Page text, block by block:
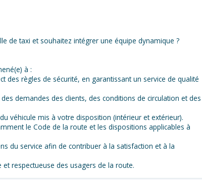
de taxi et souhaitez intégrer une équipe dynamique ?
à :
des règles de sécurité, en garantissant un service de qualité
demandes des clients, des conditions de circulation et des
véhicule mis à votre disposition (intérieur et extérieur).
le Code de la route et les dispositions applicables à
du service afin de contribuer à la satisfaction et à la
respectueuse des usagers de la route.